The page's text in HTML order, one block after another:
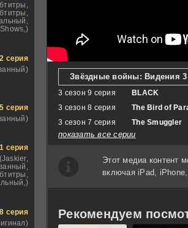
Звёздные войны: Видения 3
3 сезон 9 серия
BLACK
3 сезон 8 серия
The Bird of
3 сезон 7 серия
The Smuggler
показать все серии
Этот медиа контент
включая iPad,
Рекомендуем
2 серия
5 серия
1 серия
(Jaskier,
8 серия